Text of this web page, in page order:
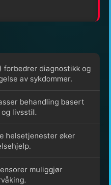
forbedrer diagnostikk og
av sykdommer.
behandling basert
livsstil.
helsetjenester øker
muliggjør